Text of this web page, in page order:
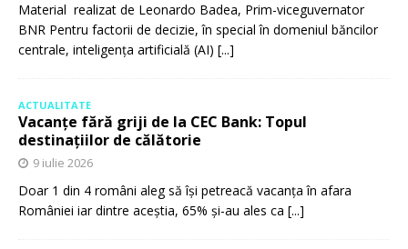
Material realizat de Leonardo Badea, Prim-viceguvernator
BNR Pentru factorii de decizie, în special în domeniul băncilor
centrale, inteligența artificială (AI) [...]
ACTUALITATE
Vacanțe fără griji de la CEC Bank: Topul
destinațiilor de călătorie
9 iulie 2026
Doar 1 din 4 români aleg să își petreacă vacanța în afara
României iar dintre aceștia, 65% și-au ales ca [...]